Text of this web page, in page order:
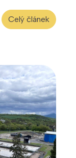
Celý článek